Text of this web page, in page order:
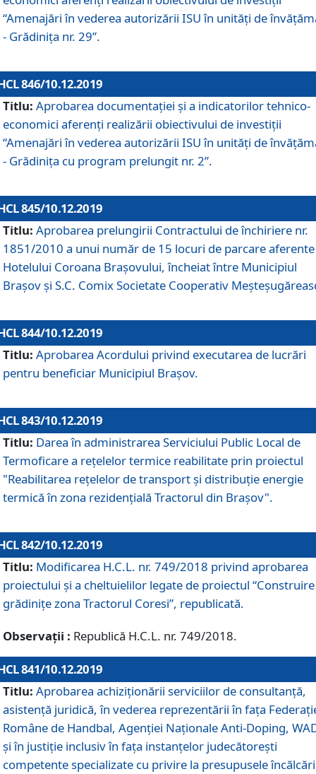
“Amenajări în vederea autorizării ISU în unități de
- Grădinița nr. 29”.
846/10.12.2019
Titlu: Aprobarea documentației și a indicatorilor tehnico-
economici aferenți realizării obiectivului de investiții
“Amenajări în vederea autorizării ISU în unități de
- Grădinița cu program prelungit nr. 2”.
845/10.12.2019
Titlu: Aprobarea prelungirii Contractului de închiriere nr.
1851/2010 a unui număr de 15 locuri de parcare aferente
Hotelului Coroana Brașovului, încheiat între Municipiul
Braşov şi S.C. Comix Societate Cooperativ
844/10.12.2019
Titlu: Aprobarea Acordului privind executarea de lucrări
pentru beneficiar Municipiul Brașov.
843/10.12.2019
Titlu: Darea în administrarea Serviciului Public Local de
Termoficare a rețelelor termice reabilitate prin proiectul
"Reabilitarea reţelelor de transport şi distribuţie energie
termică în zona rezidenţială Tractorul din Braşov".
842/10.12.2019
Titlu: Modificarea H.C.L. nr. 749/2018 privind aprobarea
proiectului și a cheltuielilor legate de proiectul “Construire
grădinițe zona Tractorul Coresi”, republicată.
Observații : Republică H.C.L. nr. 749/2018.
841/10.12.2019
Titlu: Aprobarea achiziționării serviciilor de consultanță,
asistență juridică, în vederea reprezentării în fața
Române de Handbal, Agenției Naționale Anti-Doping,
și în justiție inclusiv în fața instanțelor judecătorești
competente specializate cu privire la presupusele